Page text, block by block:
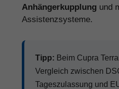
Anhängerkupplung und
Assistenzsysteme.
Tipp: Beim Cupra
Vergleich zwischen
Tageszulassung und